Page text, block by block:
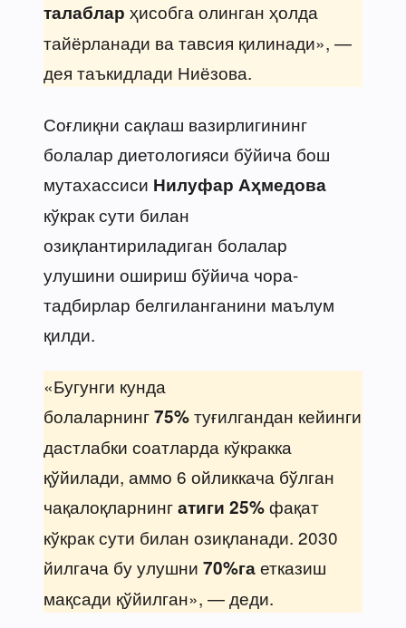
талаблар ҳисобга олинган ҳолда
тайёрланади ва тавсия қилинади», —
дея таъкидлади Ниёзова.
Соғлиқни сақлаш вазирлигининг
болалар диетологияси бўйича бош
мутахассиси Нилуфар Аҳмедова
кўкрак сути билан
озиқлантириладиган болалар
улушини ошириш бўйича чора-
тадбирлар белгиланганини маълум
қилди.
«Бугунги кунда
болаларнинг75%туғилгандан кейинги
дастлабки соатларда кўкракка
қўйилади, аммо 6 ойликкача бўлган
чақалоқларнингатиги 25%фақат
кўкрак сути билан озиқланади. 2030
йилгача бу улушни 70%гаетказиш
мақсади қўйилган», — деди.